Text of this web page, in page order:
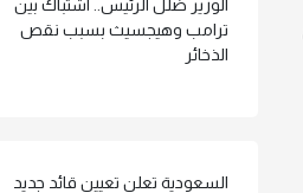
الوزير ضلل الرئيس.. اشتباك بين
ترامب وهيجسيث بسبب نقص
الذخائر
السعودية تعلن تعيين قائد جديد